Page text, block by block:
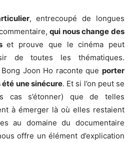
, entrecoupé de longues
qui nous change des
et prouve que le cinéma peut
de toutes les thématiques.
Joon Ho raconte que porter
été une sinécure. Et si l’on peut se
cas s’étonner) que de telles
à émerger là où elles restaient
au domaine du documentaire
offre un élément d’explication